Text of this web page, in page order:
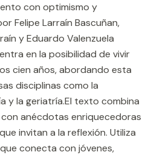
con optimismo y
Felipe Larraín Bascuñan,
y Eduardo Valenzuela
en la posibilidad de vivir
cien años, abordando esta
disciplinas como la
y la geriatría.El texto combina
anécdotas enriquecedoras
invitan a la reflexión. Utiliza
conecta con jóvenes,